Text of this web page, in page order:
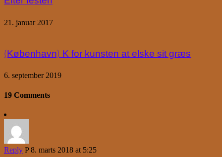
21. januar 2017
(København) K for kunsten at elske sit græs
6. september 2019
19 Comments
Reply P 8. marts 2018 at 5:25